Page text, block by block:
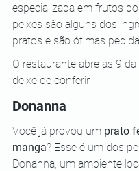
especializada em frutos
peixes são alguns dos
pratos e são ótimas
O restaurante abre às 9
deixe de conferir.
Donanna
Você já provou um prato
manga? Esse é um dos
Donanna, um ambiente